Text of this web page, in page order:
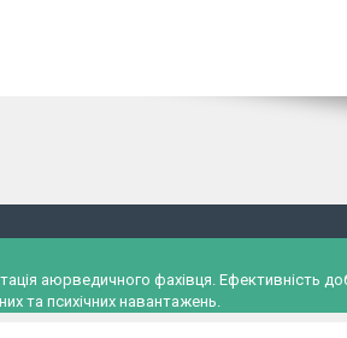
аюрведичного фахівця. Ефективність
та психічних навантажень.